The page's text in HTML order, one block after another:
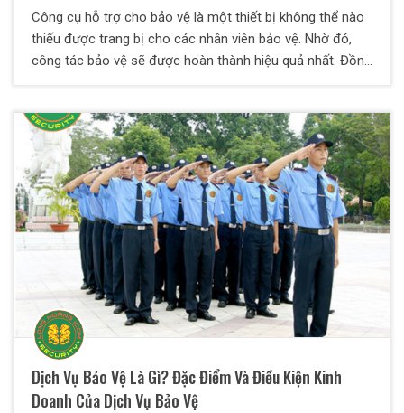
Công cụ hỗ trợ cho bảo vệ là một thiết bị không thể nào
thiếu được trang bị cho các nhân viên bảo vệ. Nhờ đó,
công tác bảo vệ sẽ được hoàn thành hiệu quả nhất. Đồng
bảo vệ nào cần thiết? Cách sử dụng ra sao? Hãy cùng
Bảo vệ Thiên Long Hoàng theo dõi ở bài viết dưới đây
nhé!
Dịch Vụ Bảo Vệ Là Gì? Đặc Điểm Và Điều Kiện Kinh
Doanh Của Dịch Vụ Bảo Vệ